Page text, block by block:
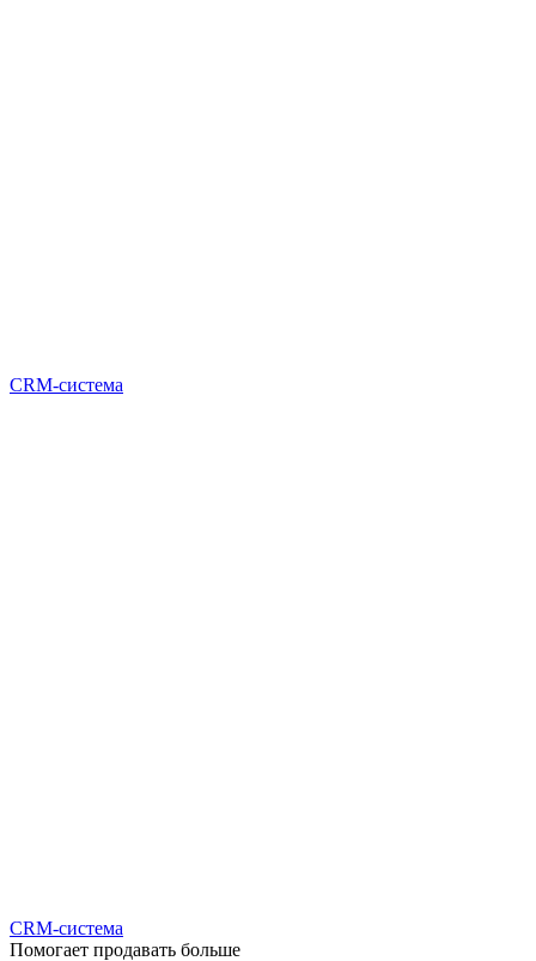
CRM-система
CRM-система
Помогает продавать больше